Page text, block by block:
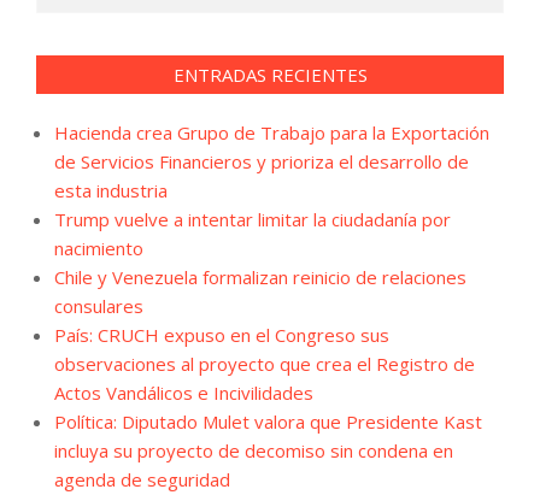
ENTRADAS RECIENTES
Hacienda crea Grupo de Trabajo para la Exportación
de Servicios Financieros y prioriza el desarrollo de
esta industria
Trump vuelve a intentar limitar la ciudadanía por
nacimiento
Chile y Venezuela formalizan reinicio de relaciones
consulares
País: CRUCH expuso en el Congreso sus
observaciones al proyecto que crea el Registro de
Actos Vandálicos e Incivilidades
Política: Diputado Mulet valora que Presidente Kast
incluya su proyecto de decomiso sin condena en
agenda de seguridad